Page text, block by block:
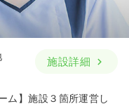
施設詳細
ム】施設３箇所運営し